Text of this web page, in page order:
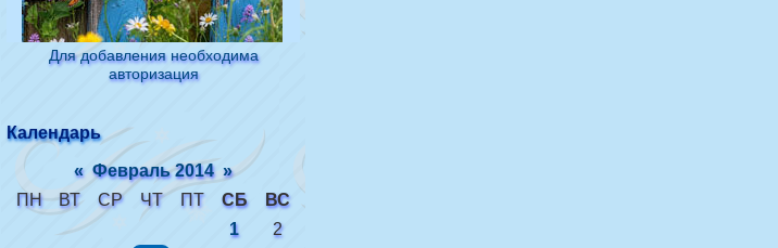
Для добавления необходима
авторизация
Календарь
« Февраль 2014 »
ПН
ВТ СР ЧТ ПТ СБ
ВС
1
2